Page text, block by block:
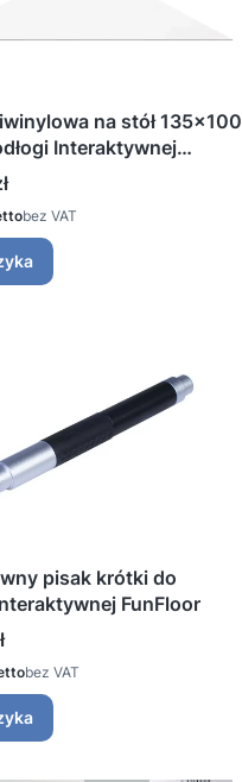
na stół 135x100
Interaktywnej
bez VAT
pisak krótki do
FunFloor
bez VAT